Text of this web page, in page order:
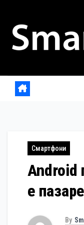
content
Смартфони
Android
е
By